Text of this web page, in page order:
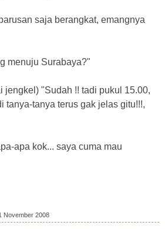
saja berangkat, emangnya
menuju Surabaya?"
jengkel) "Sudah !! tadi pukul 15.00,
tanya-tanya terus gak jelas gitu!!!,
apa kok... saya cuma mau
November 2008